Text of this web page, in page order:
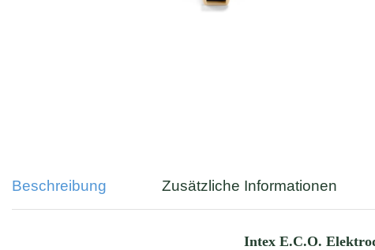
Beschreibung Zusätzliche Informationen
Intex E.C.O.